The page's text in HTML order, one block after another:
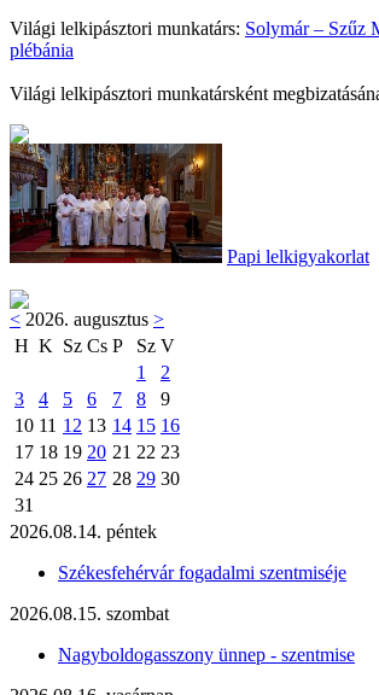
Világi lelkipásztori munkatárs: Solymár – Szűz
plébánia
Világi lelkipásztori munkatársként
Papi lelkigyakorlat
< 2026. augusztus >
H K Sz Cs P Sz V
1
2
3
4 5 6 7 8
9
10 11 12 13 14 15 16
17 18 19 20 21 22 23
24 25 26 27 28 29 30
31
2026.08.14. péntek
Székesfehérvár fogadalmi szentmiséje
2026.08.15. szombat
Nagyboldogasszony ünnep - szentmise